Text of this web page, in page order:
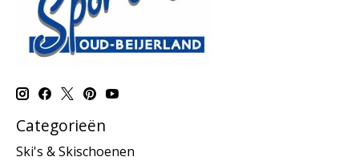
Categorieën
Ski's & Skischoenen